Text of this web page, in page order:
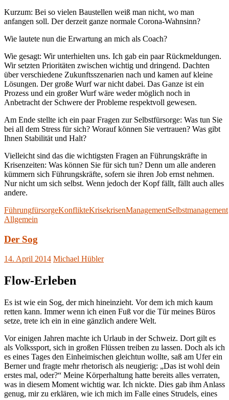
Kurzum: Bei so vielen Baustellen weiß man nicht, wo man
anfangen soll. Der derzeit ganze normale Corona-Wahnsinn?
Wie lautete nun die Erwartung an mich als Coach?
Wie gesagt: Wir unterhielten uns. Ich gab ein paar Rückmeldungen.
Wir setzten Prioritäten zwischen wichtig und dringend. Dachten
über verschiedene Zukunftsszenarien nach und kamen auf kleine
Lösungen. Der große Wurf war nicht dabei. Das Ganze ist ein
Prozess und ein großer Wurf wäre weder möglich noch in
Anbetracht der Schwere der Probleme respektvoll gewesen.
Am Ende stellte ich ein paar Fragen zur Selbstfürsorge: Was tun Sie
bei all dem Stress für sich? Worauf können Sie vertrauen? Was gibt
Ihnen Stabilität und Halt?
Vielleicht sind das die wichtigsten Fragen an Führungskräfte in
Krisenzeiten: Was können Sie für sich tun? Denn um alle anderen
kümmern sich Führungskräfte, sofern sie ihren Job ernst nehmen.
Nur nicht um sich selbst. Wenn jedoch der Kopf fällt, fällt auch alles
andere.
FührungfürsorgeKonflikteKrisekrisenManagementSelbstmanagement
Allgemein
Der Sog
14. April 2014 Michael Hübler
Flow-Erleben
Es ist wie ein Sog, der mich hineinzieht. Vor dem ich mich kaum
retten kann. Immer wenn ich einen Fuß vor die Tür meines Büros
setze, trete ich ein in eine gänzlich andere Welt.
Vor einigen Jahren machte ich Urlaub in der Schweiz. Dort gilt es
als Volkssport, sich in großen Flüssen treiben zu lassen. Doch als ich
es eines Tages den Einheimischen gleichtun wollte, saß am Ufer ein
Berner und fragte mehr rhetorisch als neugierig: „Das ist wohl dein
erstes mal, oder?“ Meine Körperhaltung hatte bereits alles verraten,
was in diesem Moment wichtig war. Ich nickte. Dies gab ihm Anlass
genug, mir zu erklären, wie ich mich im Falle eines Strudels, eines